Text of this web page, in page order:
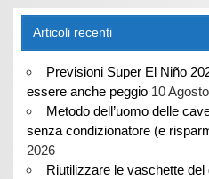
Articoli recenti
Previsioni Super El Niño
essere anche peggio 10
Metodo dell’uomo delle
senza condizionatore (e
2026
Riutilizzare le vaschette